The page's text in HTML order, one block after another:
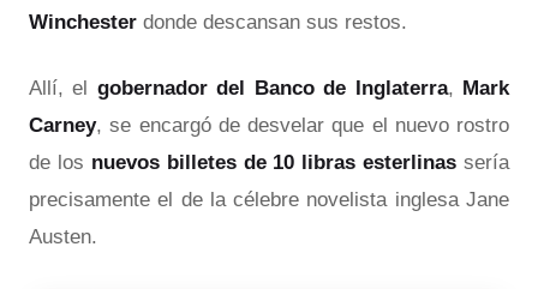
Winchester donde descansan sus restos.
Allí, el gobernador del Banco de Inglaterra, Mark
Carney, se encargó de desvelar que el nuevo rostro
de los nuevos billetes de 10 libras esterlinas sería
precisamente el de la célebre novelista inglesa Jane
Austen.